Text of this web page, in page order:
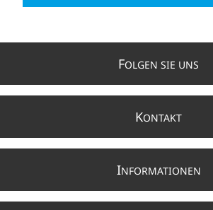
FOLGEN SIE UNS
KONTAKT
INFORMATIONEN